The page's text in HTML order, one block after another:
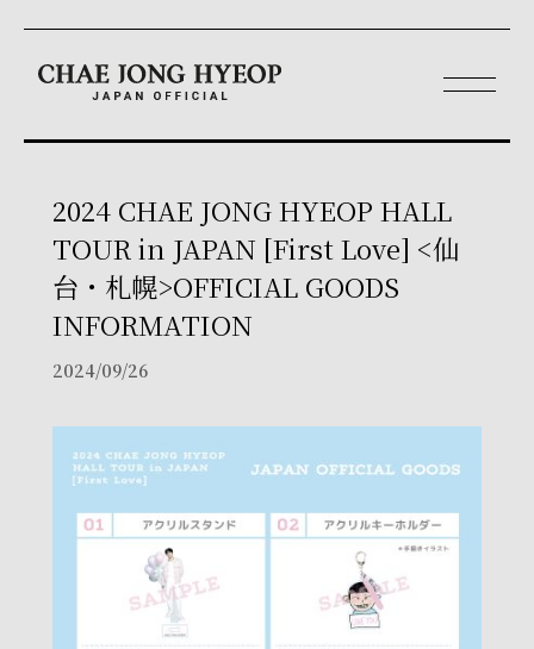
2024 CHAE JONG HYEOP HALL
TOUR in JAPAN [First Love] <仙
台・札幌>OFFICIAL GOODS
INFORMATION
2024/09/26